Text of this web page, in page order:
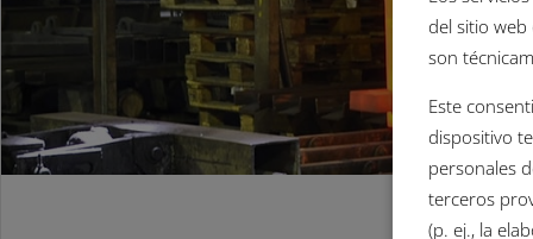
del sitio
son
Este
dispositivo
personales
terceros
(p. ej., la